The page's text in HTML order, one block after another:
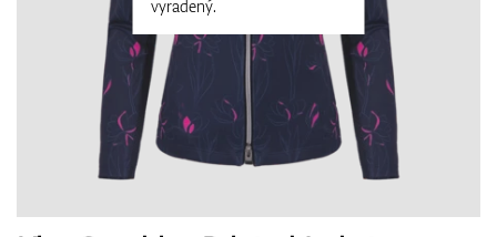
Oblečenie
Topánky
vyradený.